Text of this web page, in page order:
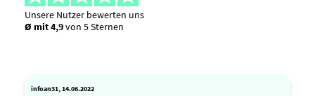
Unsere Nutzer bewerten uns
Ø mit 4,9von 5 Sternen
infoan31, 14.06.2022